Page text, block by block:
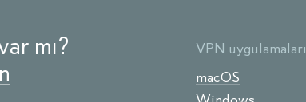
mı?
VPN uygulamaları
macOS